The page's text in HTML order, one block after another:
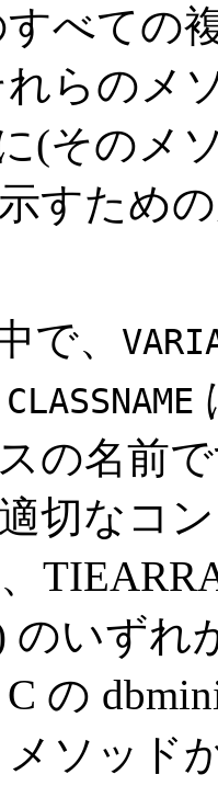
べての
らのメ
(そのメ
すため
で、
CLASSNAME
の名前
切なコ
のいずれ
の
メソッド